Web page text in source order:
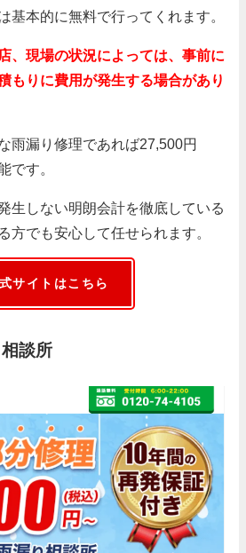
基本的に無料で行ってくれます。
、現場の状況によっては、事前に
もりに費用が発生する場合があり
雨漏り修理であれば27,500円
です。
生しない明朗会計を徹底している
方でも安心して任せられます。
サイトはこちら
談所